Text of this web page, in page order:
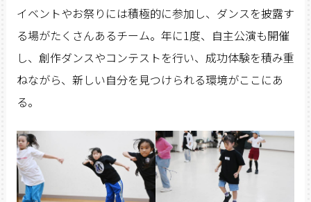
イベントやお祭りには積極的に参加し、ダンスを披露す
る場がたくさんあるチーム。年に1度、自主公演も開催
し、創作ダンスやコンテストを行い、成功体験を積み重
ねながら、新しい自分を見つけられる環境がここにあ
る。